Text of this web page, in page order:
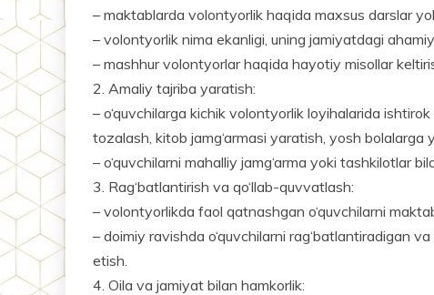
– maktablarda volontyorlik haqida maxsus darslar
– volontyorlik nima ekanligi, ­uning jamiyatdagi
– mashhur volontyorlar haqida hayotiy misollar
2. Amaliy tajriba yaratish:
– o‘quvchilarga kichik volontyorlik loyihalarida
tozalash, kitob jamg‘armasi yaratish, yosh bolalarga
– o‘quvchilarni mahalliy jamg‘arma yoki tashkilotlar
3. Rag‘batlantirish va qo‘l­lab-quvvatlash:
– volontyorlikda faol qatnashgan o‘quvchilarni
– doimiy ravishda o‘quvchilarni rag‘batlantiradigan
etish.
4. Oila va jamiyat bilan hamkorlik: